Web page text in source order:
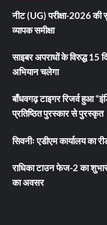
नीट (UG) परीक्षा-2026 की
व्यापक समीक्षा
साइबर अपराधों के विरुद्ध
अभियान चलेगा
बाँधवगढ़ टाइगर रिजर्व हुआ
प्रतिष्ठित पुरस्कार से पुरस्कृत
सिवनीः एडीएम कार्यालय का
राधिका टाउन फेज-2 का
का अवसर